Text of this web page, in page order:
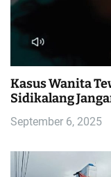
Kasus Wanita
Sidikalang
September 6, 2025